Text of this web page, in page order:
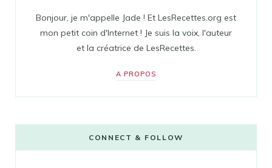
Bonjour, je m'appelle Jade ! Et LesRecettes.org est
mon petit coin d'Internet ! Je suis la voix, l'auteur
et la créatrice de LesRecettes.
A PROPOS
CONNECT & FOLLOW